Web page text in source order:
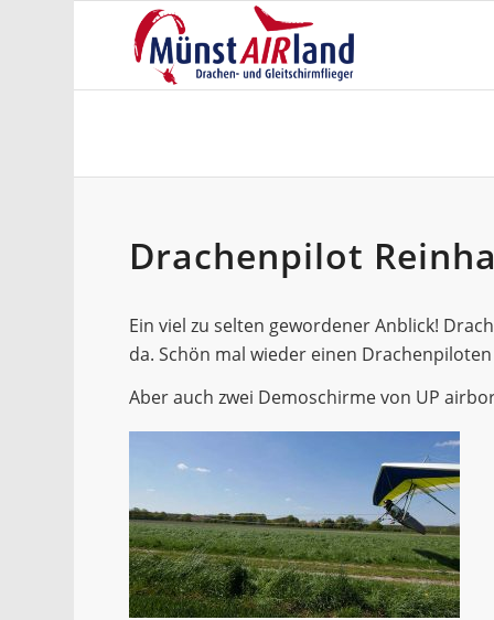
Drachenpilot
Ein viel zu selten gewordener Anblick!
da. Schön mal wieder einen
Aber auch zwei Demoschirme von UP